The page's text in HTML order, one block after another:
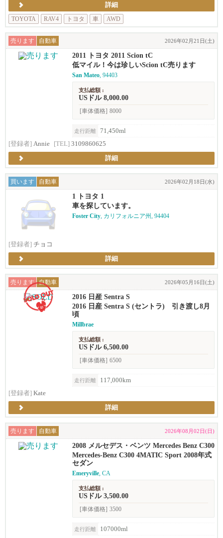
詳細
TOYOTA
RAV4 トヨタ 車 AWD
売ります 自動車 2026年02月21日(土)
2011 トヨタ 2011 Scion tC
低マイル！今は珍しいScion tC売ります
San Mateo, 94403
支払総額 :
USドル 8,000.00
[車体価格] 8000
走行距離
71,450ml
[登録者] Annie [TEL] 3109860625
詳細
買います 自動車 2026年02月18日(水)
1 トヨタ 1
車を探しています。
Foster City, カリフォルニア州, 94404
[登録者] チョコ
詳細
売ります 自動車 2026年05月16日(土)
2016 日産 Sentra S
2016 日産 Sentra S (セントラ) 引き渡し8月
頃
Millbrae
支払総額 :
USドル 6,500.00
[車体価格] 6500
走行距離
117,000km
[登録者] Kate
詳細
売ります 自動車 2026年08月02日(日)
2008 メルセデス・ベンツ Mercedes Benz C300
sport セダン
Mercedes-Benz C300 4MATIC Sport 2008年式
セダン
Emeryville, CA
支払総額 :
USドル 3,500.00
[車体価格] 3500
走行距離
107000ml